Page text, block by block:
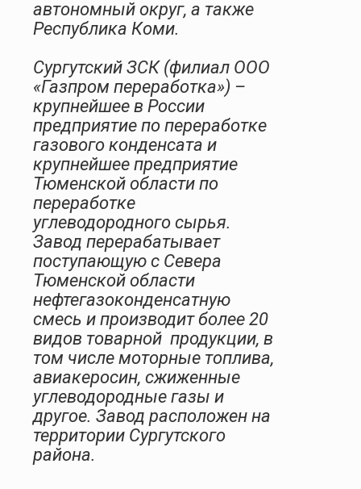
автономный округ, а также
Республика Коми.
Сургутский ЗСК (филиал ООО
«Газпром переработка») –
крупнейшее в России
предприятие по переработке
газового конденсата и
крупнейшее предприятие
Тюменской области по
переработке
углеводородного сырья.
Завод перерабатывает
поступающую с Севера
Тюменской области
нефтегазоконденсатную
смесь и производит более 20
видов товарной продукции, в
том числе моторные топлива,
авиакеросин, сжиженные
углеводородные газы и
другое. Завод расположен на
территории Сургутского
района.